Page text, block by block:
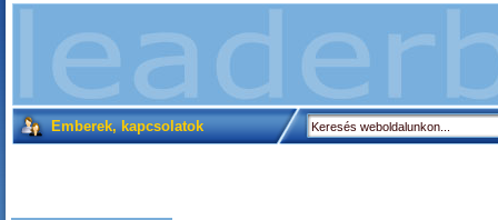
Emberek, kapcsolatok